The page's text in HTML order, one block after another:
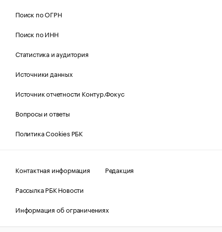
Поиск по ОГРН
Поиск по ИНН
Статистика и аудитория
Источники данных
Источник отчетности Контур.Фокус
Вопросы и ответы
Политика Cookies РБК
Контактная информация
Редакция
Рассылка РБК Новости
Информация об ограничениях
Правовая информация
О соблюдении авторских прав